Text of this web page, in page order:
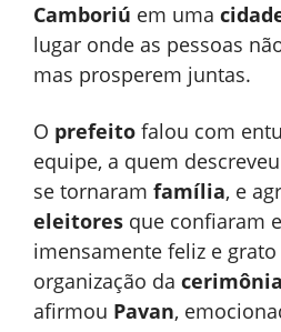
Camboriú em uma
lugar onde as pessoas
mas prosperem juntas.
O prefeito falou com
equipe, a quem
se tornaram família, e
eleitores que confiaram
imensamente feliz e
organização da
afirmou Pavan,